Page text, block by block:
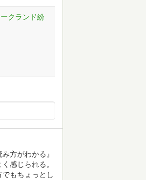
クランド紛
方がわかる』
感じられる。
もちょっとし